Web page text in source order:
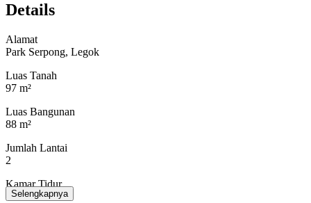
Details
Alamat
Park Serpong, Legok
Luas Tanah
97 m²
Luas Bangunan
88 m²
Jumlah Lantai
2
Kamar Tidur
3 Selengkapnya